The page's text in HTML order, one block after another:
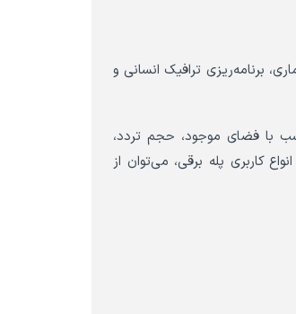
برنامه‌ریزی ترافیک انسانی و
با فضای موجود، حجم تردد،
کاربری پله برقی، می‌توان از